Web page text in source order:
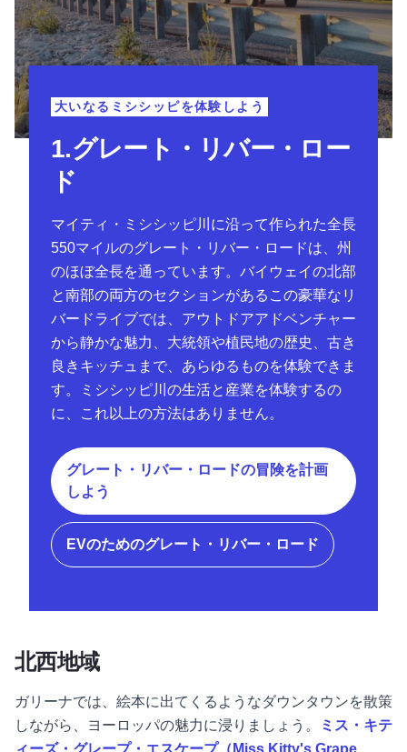
1.グレート・リバー・ロー
ド
大いなるミシシッピを体験しよう
マイティ・ミシシッピ川に沿って作られた全長
550マイルのグレート・リバー・ロードは、州
のほぼ全長を通っています。バイウェイの北部
と南部の両方のセクションがあるこの豪華なリ
バードライブでは、アウトドアアドベンチャー
から静かな魅力、大統領や植民地の歴史、古き
良きキッチュまで、あらゆるものを体験できま
す。ミシシッピ川の生活と産業を体験するの
に、これ以上の方法はありません。
グレート・リバー・ロードの冒険を計画
しよう
EVのためのグレート・リバー・ロード
北西地域
ガリーナでは、絵本に出てくるようなダウンタウンを散策
しながら、ヨーロッパの魅力に浸りましょう。
ミス・キテ